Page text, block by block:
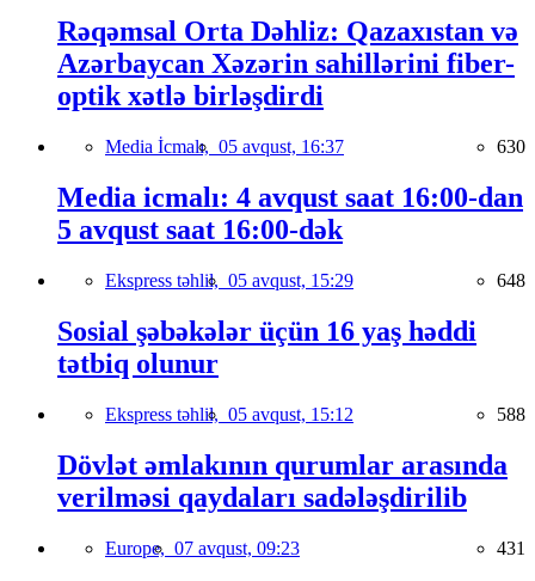
Rəqəmsal Orta Dəhliz: Qazaxıstan və
Azərbaycan Xəzərin sahillərini fiber-
optik xətlə birləşdirdi
Media İcmalı, 05 avqust, 16:37 630
Media icmalı: 4 avqust saat 16:00-dan
5 avqust saat 16:00-dək
Ekspress təhlil, 05 avqust, 15:29 648
Sosial şəbəkələr üçün 16 yaş həddi
tətbiq olunur
Ekspress təhlil, 05 avqust, 15:12 588
Dövlət əmlakının qurumlar arasında
verilməsi qaydaları sadələşdirilib
Europe, 07 avqust, 09:23 431